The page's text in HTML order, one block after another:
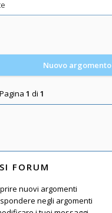
Nuovo argomento
1 di 1
FORUM
nuovi argomenti
negli argomenti